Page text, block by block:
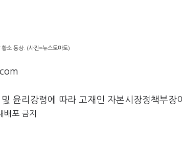
황소 동상. (사진=뉴스토마토)
윤리강령에 따라 고재인 자본시장정책부장
포 금지